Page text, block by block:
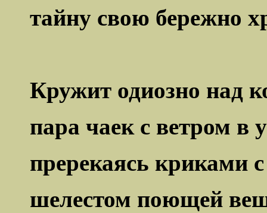
тайну свою бережно
Кружит одиозно над
пара чаек с ветром в
пререкаясь криками
шелестом поющей